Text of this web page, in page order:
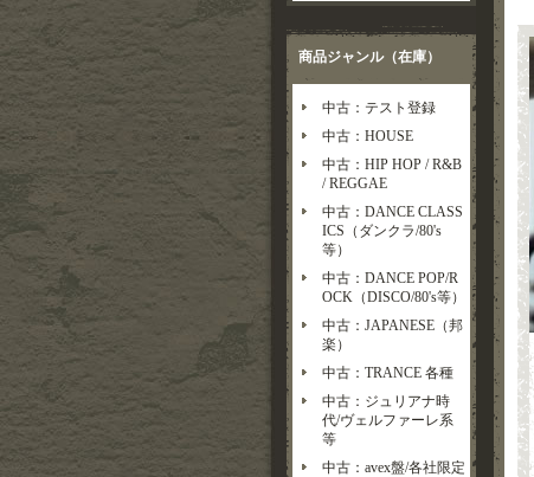
商品ジャンル（在庫）
中古：テスト登録
中古：HOUSE
中古：HIP HOP / R&B
/ REGGAE
中古：DANCE CLASS
ICS（ダンクラ/80's
等）
中古：DANCE POP/R
OCK（DISCO/80's等）
中古：JAPANESE（邦
楽）
中古：TRANCE 各種
中古：ジュリアナ時
代/ヴェルファーレ系
等
中古：avex盤/各社限定